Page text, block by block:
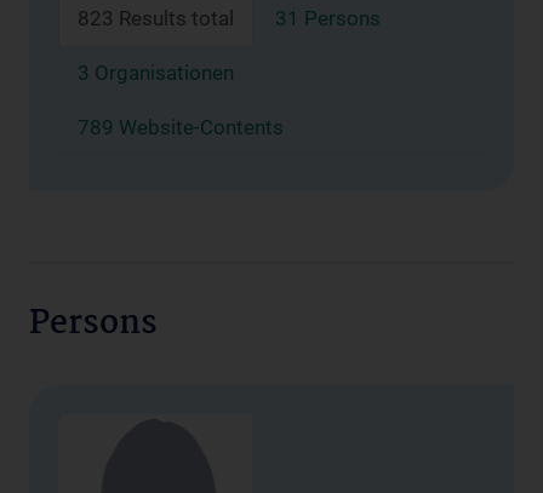
823 Results total 31 Persons
3 Organisationen
789 Website-Contents
Persons